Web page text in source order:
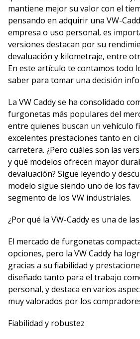
mantiene mejor su valor con el
pensando en adquirir una VW-
empresa o uso personal, es
versiones destacan por su
devaluación y kilometraje, entre
En este artículo te contamos todo
saber para tomar una decisión
La VW Caddy se ha consolidado
furgonetas más populares del
entre quienes buscan un vehículo
excelentes prestaciones tanto en
carretera. ¿Pero cuáles son las
y qué modelos ofrecen mayor
devaluación? Sigue leyendo y
modelo sigue siendo uno de los
segmento de los VW industriales.
¿Por qué la VW-Caddy es una de
El mercado de furgonetas
opciones, pero la VW Caddy ha
gracias a su fiabilidad y
diseñado tanto para el trabajo
personal, y destaca en varios
muy valorados por los
Fiabilidad y robustez